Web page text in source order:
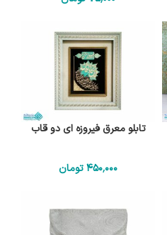
تابلو معرق فیروزه ای دو قاب
450٬000تومان